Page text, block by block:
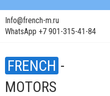
Info@french-m.ru
WhatsApp +7 901-315-41-84
FRENCH -
MOTORS